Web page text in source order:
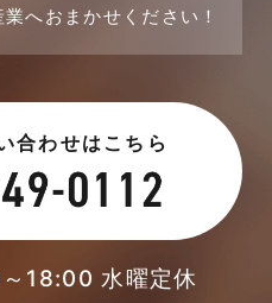
へおまかせください！
合わせはこちら
18:00 水曜定休